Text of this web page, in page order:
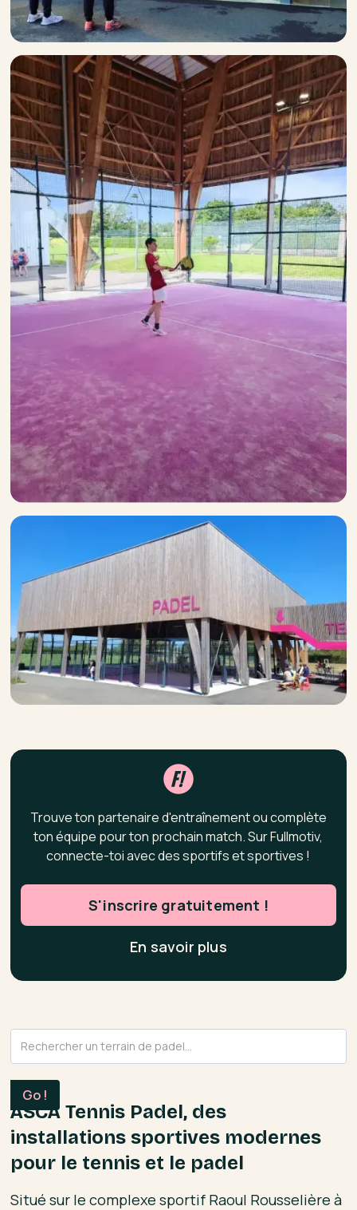
ASCA Tennis Padel, des
installations sportives modernes
pour le tennis et le padel
Situé sur le complexe sportif Raoul Rousselière à
Trouve ton partenaire d'entraînement ou complète
ton équipe pour ton prochain match. Sur Fullmotiv,
connecte-toi avec des sportifs et sportives !
S'inscrire gratuitement !
En savoir plus